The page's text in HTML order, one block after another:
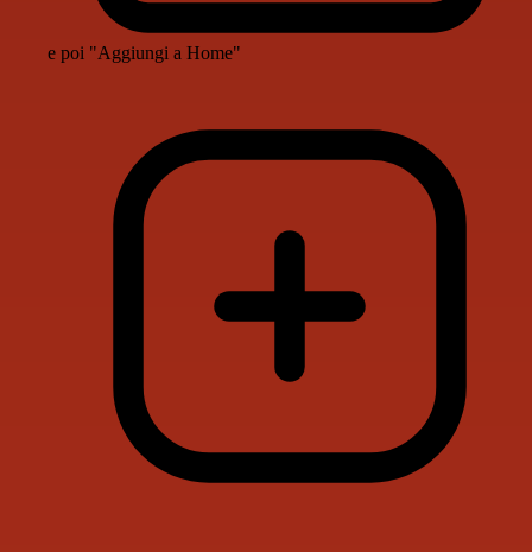
e poi "Aggiungi a Home"